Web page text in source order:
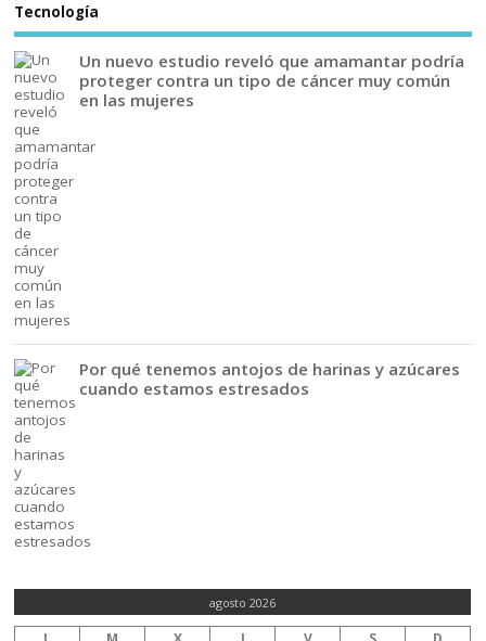
Tecnología
Un nuevo estudio reveló que amamantar podría
proteger contra un tipo de cáncer muy común
en las mujeres
Por qué tenemos antojos de harinas y azúcares
cuando estamos estresados
agosto 2026